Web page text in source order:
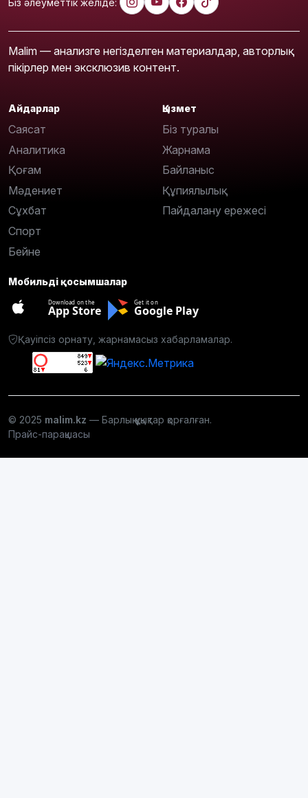
Біз әлеуметтік желіде:
Malim — анализге негізделген материалдар, авторлық
пікірлер мен эксклюзив контент.
Айдарлар
Саясат
Аналитика
Қоғам
Мәдениет
Сұхбат
Спорт
Бейне
Қызмет
Біз туралы
Жарнама
Байланыс
Құпиялылық
Пайдалану ережесі
Мобильді қосымшалар
Download on the
App Store
Get it on
Google Play
Қауіпсіз орнату, жарнамасыз хабарламалар.
© 2025 malim.kz — Барлық құқықтар қорғалған.
Прайс-парақшасы